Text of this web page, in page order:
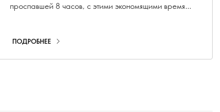
проспавшей 8 часов, с этими экономящими время
цветов.
ПОДРОБНЕЕ